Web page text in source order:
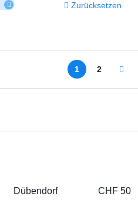
Zurücksetzen
1 2
Dübendorf CHF 50